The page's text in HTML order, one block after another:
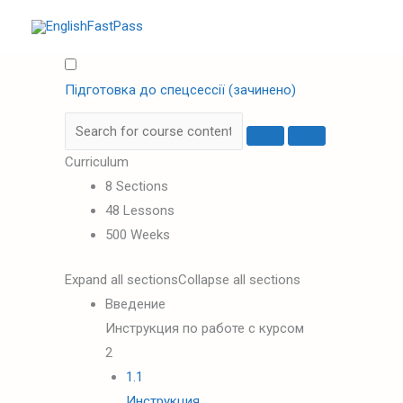
Підготовка до спецсессії (зачинено)
Curriculum
8 Sections
48 Lessons
500 Weeks
Expand all sectionsCollapse all sections
Введение
Инструкция по работе с курсом
2
1.1